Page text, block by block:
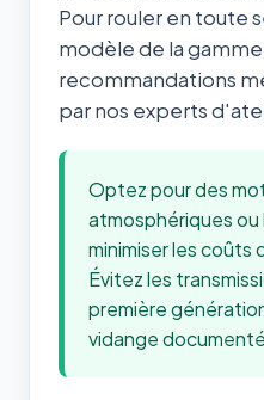
Pour rouler en toute
modèle de la
recommandations
par nos experts
Optez pour des
atmosphériques ou
minimiser les coûts
Évitez les
première
vidange